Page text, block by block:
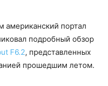
американский портал
подробный обзор
F6.2, представленных
прошедшим летом.